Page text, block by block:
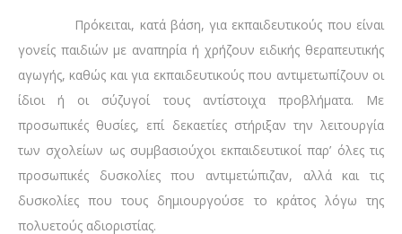
Πρόκειται, κατά βάση, για εκπαιδευτικούς που είναι
γονείς παιδιών με αναπηρία ή χρήζουν ειδικής θεραπευτικής
αγωγής, καθώς και για εκπαιδευτικούς που αντιμετωπίζουν οι
ίδιοι ή οι σύζυγοί τους αντίστοιχα προβλήματα. Με
προσωπικές θυσίες, επί δεκαετίες στήριξαν την λειτουργία
των σχολείων ως συμβασιούχοι εκπαιδευτικοί παρ’ όλες τις
προσωπικές δυσκολίες που αντιμετώπιζαν, αλλά και τις
δυσκολίες που τους δημιουργούσε το κράτος λόγω της
πολυετούς αδιοριστίας.